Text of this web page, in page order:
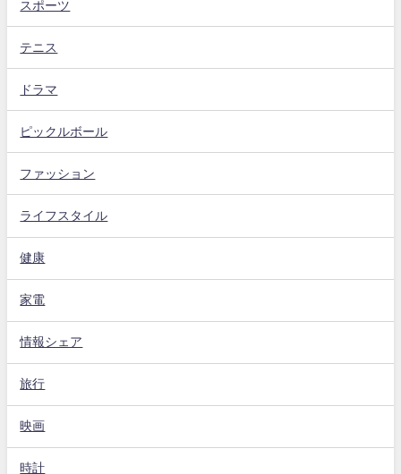
スポーツ
テニス
ドラマ
ピックルボール
ファッション
ライフスタイル
健康
家電
情報シェア
旅行
映画
時計